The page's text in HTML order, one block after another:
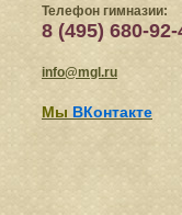
Телефон гимназии:
8 (495) 680-92-
info@mgl.ru
Мы ВКонтакте